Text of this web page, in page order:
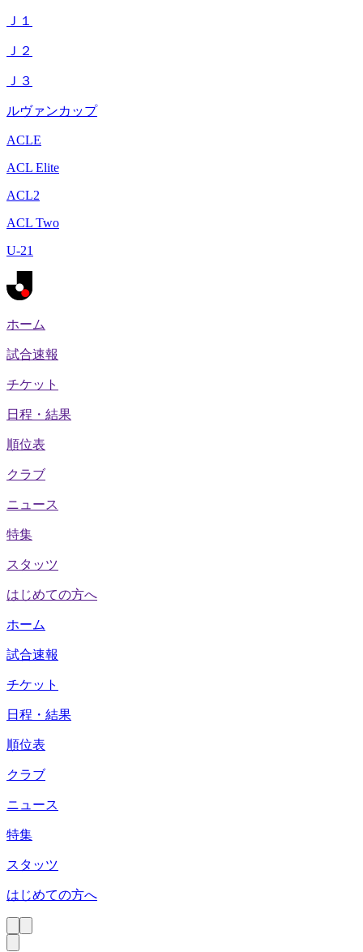
Ｊ１
Ｊ２
Ｊ３
ルヴァンカップ
ACLE
ACL Elite
ACL2
ACL Two
U-21
ホーム
試合速報
チケット
日程・結果
順位表
クラブ
ニュース
特集
スタッツ
はじめての方へ
ホーム
試合速報
チケット
日程・結果
順位表
クラブ
ニュース
特集
スタッツ
はじめての方へ